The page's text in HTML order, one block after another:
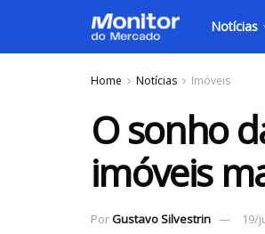
Notícias
Home Notícias Imóveis
O sonho
imóveis
PorGustavo Silvestrin 19/